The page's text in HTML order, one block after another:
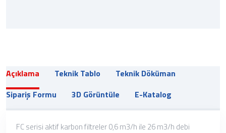
Açıklama Teknik Tablo
Teknik Döküman
Sipariş Formu
3D Görüntüle E-Katalog
FC serisi aktif karbon filtreler 0,6 m3/h ile 26 m3/h debi